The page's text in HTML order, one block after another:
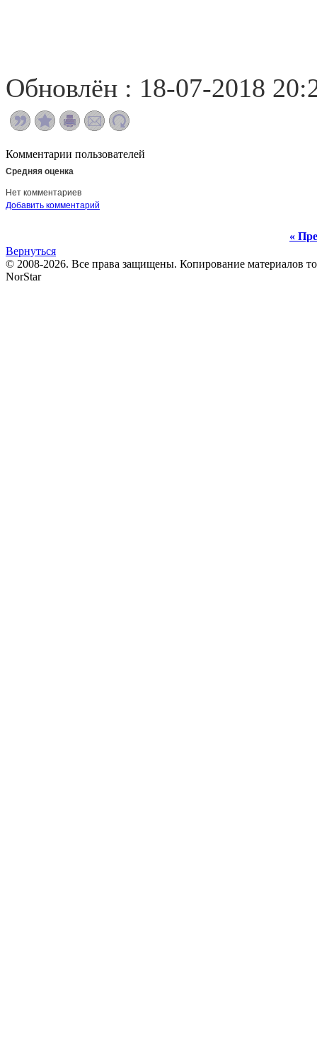
Обновлён : 18-07-2018
Комментарии пользователей
Средняя оценка
Нет комментариев
Добавить комментарий
«
Вернуться
© 2008-2026. Все права защищены. Копирование материалов
NorStar